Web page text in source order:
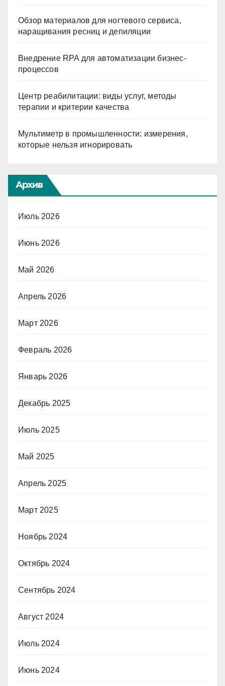
Обзор материалов для ногтевого сервиса,
наращивания ресниц и депиляции
Внедрение RPA для автоматизации бизнес-
процессов
Центр реабилитации: виды услуг, методы
терапии и критерии качества
Мультиметр в промышленности: измерения,
которые нельзя игнорировать
Архив
Июль 2026
Июнь 2026
Май 2026
Апрель 2026
Март 2026
Февраль 2026
Январь 2026
Декабрь 2025
Июль 2025
Май 2025
Апрель 2025
Март 2025
Ноябрь 2024
Октябрь 2024
Сентябрь 2024
Август 2024
Июль 2024
Июнь 2024